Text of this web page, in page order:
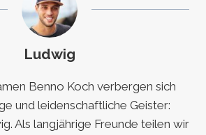
Ludwig
Benno Koch verbergen sich
und leidenschaftliche Geister:
Als langjährige Freunde teilen wir